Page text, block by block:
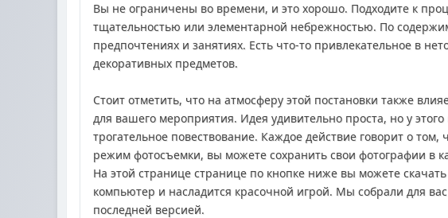
Вы не ограничены во времени, и это хорошо. Подходите к
тщательностью или элементарной небрежностью. По
предпочтениях и занятиях. Есть что-то привлекательное в
декоративных предметов.
Стоит отметить, что на атмосферу этой постановки также
для вашего мероприятия. Идея удивительно проста, но у
трогательное повествование. Каждое действие говорит о
режим фотосъемки, вы можете сохранить свои фотографии в
На этой странице странице по кнопке ниже вы можете
компьютер и насладится красочной игрой. Мы собрали для
последней версией.